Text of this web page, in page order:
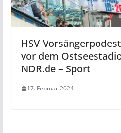
HSV-
vor dem
NDR.de – Sport
17. Februar 2024